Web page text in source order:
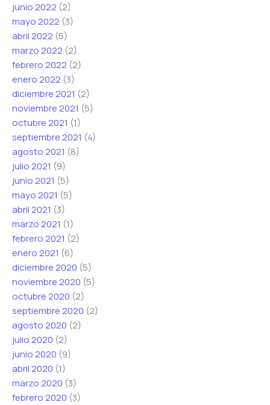
junio 2022 (2)
mayo 2022 (3)
abril 2022 (5)
marzo 2022 (2)
febrero 2022 (2)
enero 2022 (3)
diciembre 2021 (2)
noviembre 2021 (5)
octubre 2021 (1)
septiembre 2021 (4)
agosto 2021 (8)
julio 2021 (9)
junio 2021 (5)
mayo 2021 (5)
abril 2021 (3)
marzo 2021 (1)
febrero 2021 (2)
enero 2021 (6)
diciembre 2020 (5)
noviembre 2020 (5)
octubre 2020 (2)
septiembre 2020 (2)
agosto 2020 (2)
julio 2020 (2)
junio 2020 (9)
abril 2020 (1)
marzo 2020 (3)
febrero 2020 (3)